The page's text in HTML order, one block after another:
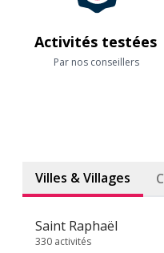
Activités testées
Par nos conseillers
Villes & Villages
Saint Raphaël
330 activités